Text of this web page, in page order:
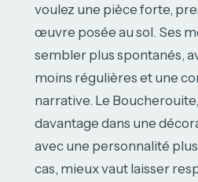
voulez une pièce forte,
œuvre posée au sol. Ses
sembler plus spontanés,
moins régulières et une
narrative. Le Boucherouite,
davantage dans une
avec une personnalité
cas, mieux vaut laisser